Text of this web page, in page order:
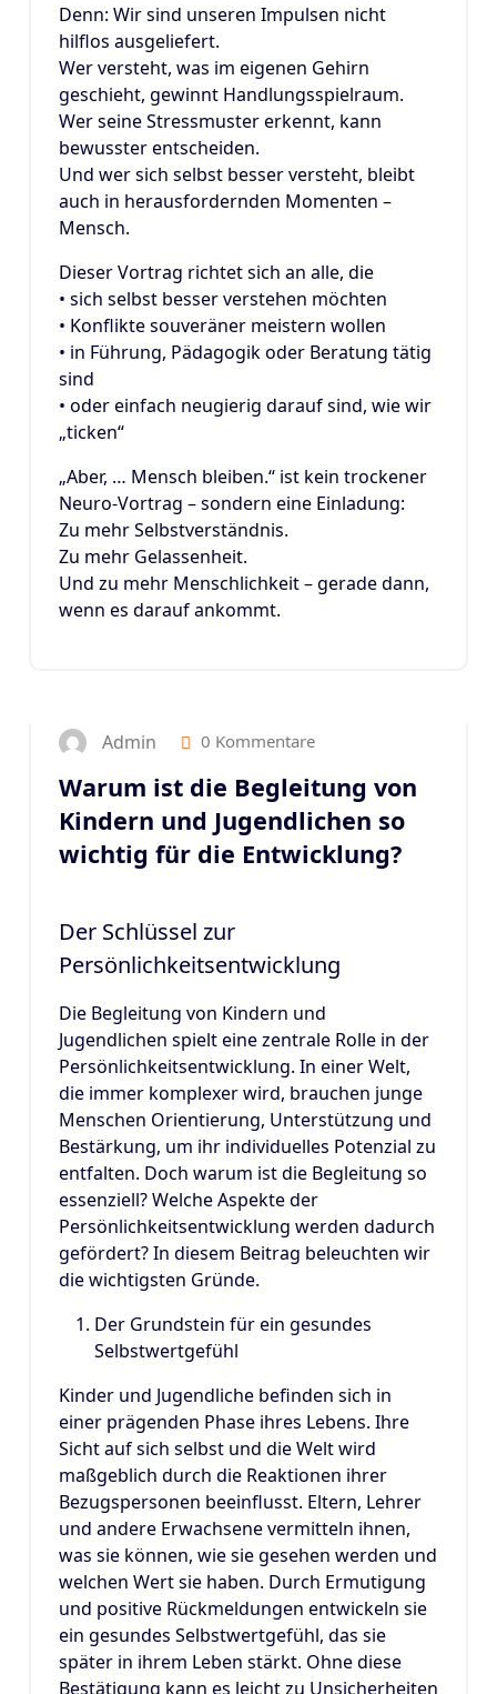
Denn: Wir sind unseren Impulsen nicht
hilflos ausgeliefert.
Wer versteht, was im eigenen Gehirn
geschieht, gewinnt Handlungsspielraum.
Wer seine Stressmuster erkennt, kann
bewusster entscheiden.
Und wer sich selbst besser versteht, bleibt
auch in herausfordernden Momenten –
Mensch.
Dieser Vortrag richtet sich an alle, die
• sich selbst besser verstehen möchten
• Konflikte souveräner meistern wollen
• in Führung, Pädagogik oder Beratung tätig
sind
• oder einfach neugierig darauf sind, wie wir
„ticken“
„Aber, … Mensch bleiben.“ ist kein trockener
Neuro-Vortrag – sondern eine Einladung:
Zu mehr Selbstverständnis.
Zu mehr Gelassenheit.
Und zu mehr Menschlichkeit – gerade dann,
wenn es darauf ankommt.
Admin 0 Kommentare
Warum ist die Begleitung von
Kindern und Jugendlichen so
wichtig für die Entwicklung?
Der Schlüssel zur
Persönlichkeitsentwicklung
Die Begleitung von Kindern und
Jugendlichen spielt eine zentrale Rolle in der
Persönlichkeitsentwicklung. In einer Welt,
die immer komplexer wird, brauchen junge
Menschen Orientierung, Unterstützung und
Bestärkung, um ihr individuelles Potenzial zu
entfalten. Doch warum ist die Begleitung so
essenziell? Welche Aspekte der
Persönlichkeitsentwicklung werden dadurch
gefördert? In diesem Beitrag beleuchten wir
die wichtigsten Gründe.
Der Grundstein für ein gesundes
Selbstwertgefühl
Kinder und Jugendliche befinden sich in
einer prägenden Phase ihres Lebens. Ihre
Sicht auf sich selbst und die Welt wird
maßgeblich durch die Reaktionen ihrer
Bezugspersonen beeinflusst. Eltern, Lehrer
und andere Erwachsene vermitteln ihnen,
was sie können, wie sie gesehen werden und
welchen Wert sie haben. Durch Ermutigung
und positive Rückmeldungen entwickeln sie
ein gesundes Selbstwertgefühl, das sie
später in ihrem Leben stärkt. Ohne diese
Bestätigung kann es leicht zu Unsicherheiten